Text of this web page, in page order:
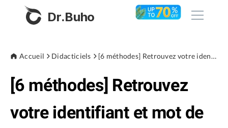
Dr.Buho
Produits
BuhoCleaner
Boutique
Accueil Didacticiels [6 méthodes] Retrouvez votre identifiant et mot de passe Apple sans réinitialisation
[6 méthodes] Retrouvez
votre identifiant et mot de